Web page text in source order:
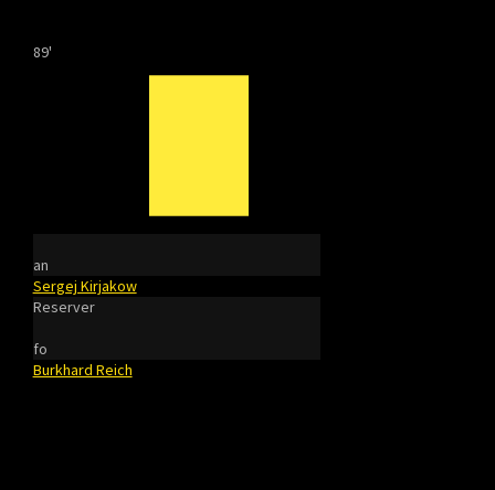
89'
an
Sergej Kirjakow
Reserver
fo
Burkhard Reich